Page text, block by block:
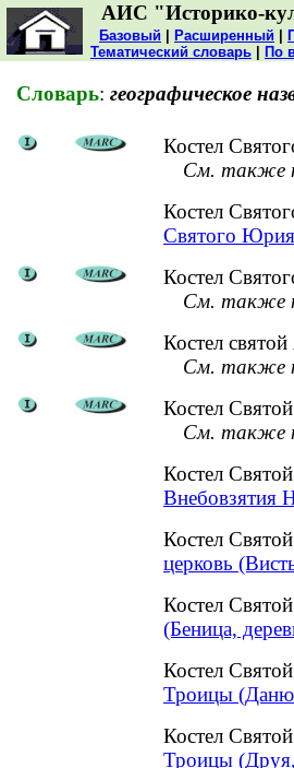
АИС "Историко-
Базовый Расширенный
Тематический словарь
По
Словарь: географическое
Костел
См. также
Костел
Святого
Костел
См. также
Костел
См. также
Костел
См. также
Костел
Внебовзятия
Костел
церковь
Костел
(Беница,
Костел
Троицы
Костел
Троицы (Друя,